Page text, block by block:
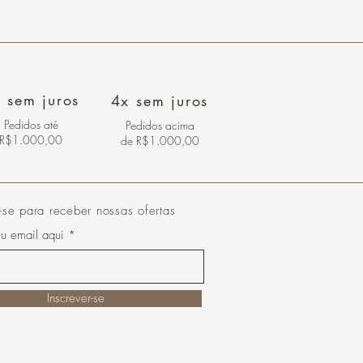
sem juros
Pedidos até
R$1.000,00
4x sem juros
Pedidos acima
de R$1.000,00
para receber nossas ofertas
email aqui
Inscrever-se